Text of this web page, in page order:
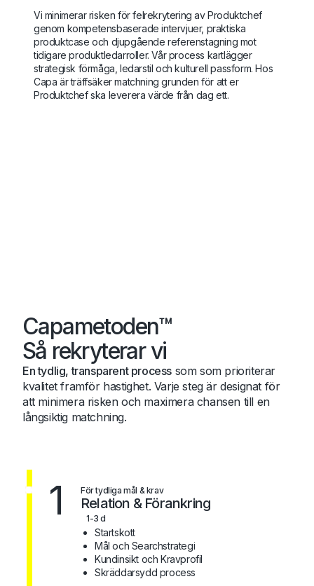
Vi minimerar risken för felrekrytering av Produktchef
genom kompetensbaserade intervjuer, praktiska
produktcase och djupgående referenstagning mot
tidigare produktledarroller. Vår process kartlägger
strategisk förmåga, ledarstil och kulturell passform. Hos
Capa är träffsäker matchning grunden för att er
Produktchef ska leverera värde från dag ett.
Capametoden™
Så rekryterar vi
En tydlig, transparent process som som prioriterar
kvalitet framför hastighet. Varje steg är designat för
att minimera risken och maximera chansen till en
långsiktig matchning.
1 För tydliga mål & krav
Relation & Förankring
1-3 d
Startskott
Mål och Searchstrategi
Kundinsikt och Kravprofil
Skräddarsydd process